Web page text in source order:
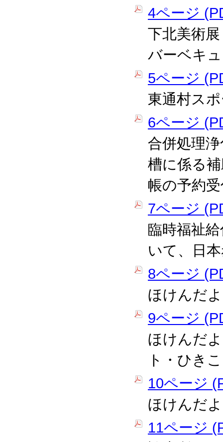
4ページ
下北美術
バーベキ
5ページ
東通村ス
6ページ
合併処理
槽に係る
帳の予約
7ページ
臨時福祉
いて、日
8ページ
ほけんだ
9ページ
ほけんだ
ト・ひき
10ページ
ほけんだ
11ページ